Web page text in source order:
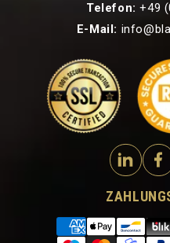
Telefon: +49
E-Mail: